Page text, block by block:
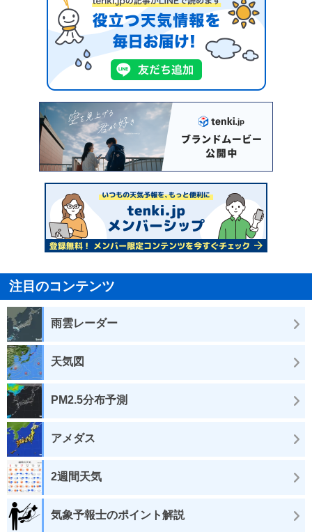
注目のコンテンツ
雨雲レーダー
天気図
PM2.5分布予測
アメダス
2週間天気
気象予報士のポイント解説